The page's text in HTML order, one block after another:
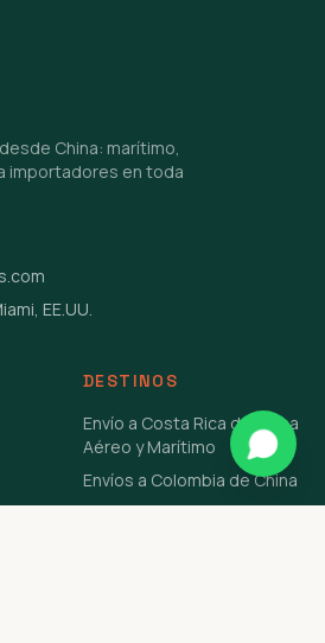
China: marítimo,
importadores en toda
EE.UU.
DESTINOS
Envío a Costa Rica de China
Aéreo y Marítimo
Envíos a Colombia de China